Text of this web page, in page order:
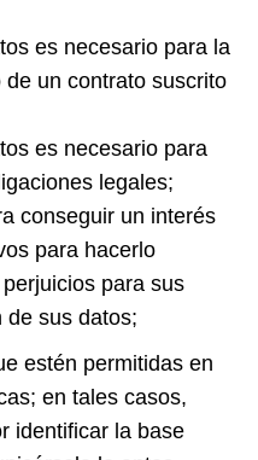
es necesario para la
un contrato suscrito
es necesario para
legales;
conseguir un interés
para hacerlo
para sus
de sus datos;
estén permitidas en
en tales casos,
identificar la base